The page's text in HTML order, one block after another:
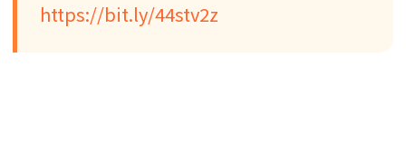
https://bit.ly/44stv2z